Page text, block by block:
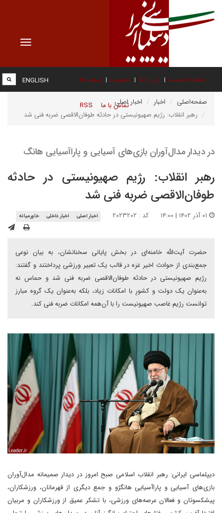
Toggle
صفحه نخست درباره ما عضویت پیوند ها
تماس با ما RSS
ENGLISH
صفحه‌اصلی اخبار
اخبار اصلی
رهبر انقلاب: رژیم صهیونیستی در حادثه طوفان‌الاقصی ضربه فنی شد
در دیدار مدال‌آوران بازی‌های آسیایی و پاراآسیایی هانگ
رهبر انقلاب: رژیم صهیونیستی در حادثه
طوفان‌الاقصی ضربه فنی شد
کد : ۲۰۲۳۲۰۲ اخبار اصلی اخبار داخلی خاورمیانه
حضرت آیت‌الله خامنه‌ای در بخش پایانی سخنانشان، به بیان نوعی
جمع‌بندی از حوادث اخیر غزه در قالب یک تعبیر ورزشی پرداختند و گفتند:
رژیم صهیونیستی در حادثه طوفان‌الاقصی ضربه فنی شد و حماس نه
به‌عنوان یک دولت و کشورِ با امکانات زیاد، بلکه به‌عنوان یک گروه مبارز
توانست رژیم غاصب صهیونیست را با آن‌همه امکانات ضربه فنی کند.
دیپلماسی ایرانی: رهبر انقلاب اسلامی صبح امروز در دیدار صمیمانه مدال‌آوران
بازی‌های آسیایی و پاراآسیایی هانگژو و جمع دیگری از قهرمانان، ورزشکاران،
پیشکسوتان و فعالان عرصه‌های ورزشی، با تشکر عمیق از ورزشکاران و مربیان